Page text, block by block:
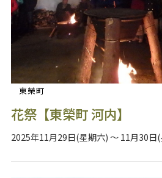
東榮町
花祭【東榮町 河内】
2025年11月29日(星期六) ～ 11月30日